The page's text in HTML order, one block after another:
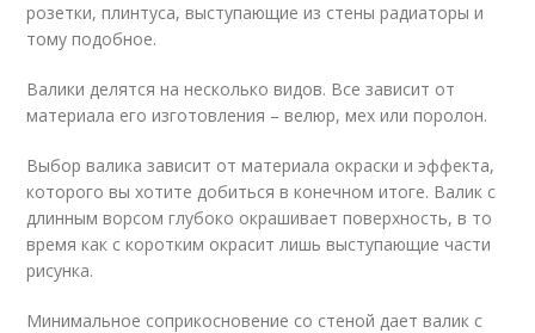
розетки, плинтуса, выступающие из стены радиаторы и
тому подобное.
Валики делятся на несколько видов. Все зависит от
материала его изготовления – велюр, мех или поролон.
Выбор валика зависит от материала окраски и эффекта,
которого вы хотите добиться в конечном итоге. Валик с
длинным ворсом глубоко окрашивает поверхность, в то
время как с коротким окрасит лишь выступающие части
рисунка.
Минимальное соприкосновение со стеной дает валик с